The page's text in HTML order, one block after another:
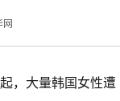
网
，大量韩国女性遭